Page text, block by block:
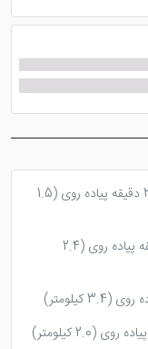
روی
(1.5
(2.4
(3.4 کیلومتر)
(2.0 کیلومتر)